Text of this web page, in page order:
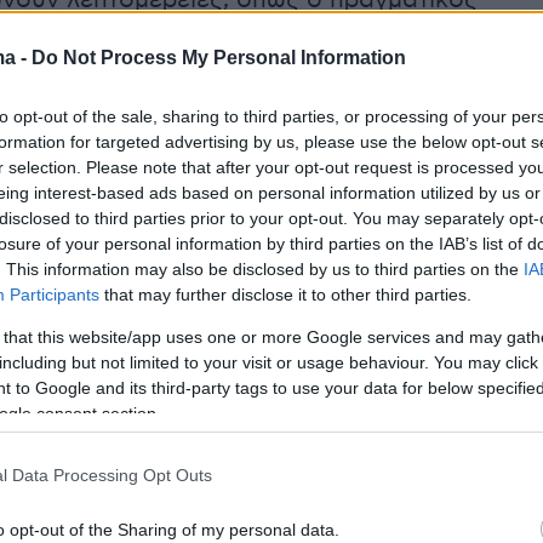
- Do Not Process My Personal Information
opt-out of the sale, sharing to third parties, or processing of your
for targeted advertising by us, please use the below opt-out
selection. Please note that after your opt-out request is processed
interest-based ads based on personal information utilized by us
to third parties prior to your opt-out. You may separately
of your personal information by third parties on the IAB’s list of
This information may also be disclosed by us to third parties on the
Participants that may further disclose it to other third parties.
that this website/app uses one or more Google services and may
but not limited to your visit or usage behaviour. You may
to Google and its third-party tags to use your data for below
consent section.
Data Processing Opt Outs
opt-out of the Sharing of my personal data.
σε κρυπτονομίσματα, τρελά κέρδη κ.λπ.,
απέσπασε το αλβανικό δίκτυο προέρχεται
λογαριασμούς εύπιστων Ελλήνων
των απατεώνων είναι στερεοτυπική και,
οπότε είναι απορίας άξιον πώς τα
να παρασύρονται: Το κινητό
στόχου χτυπά. Στην οθόνη εμφανίζεται ένας
ελληνικός (με κωδικό χώρας +30) είτε από
υπεράνω υποψίας, όπως το Βέλγιο ή η
πραγματικότητα, όμως, η κλήση γίνεται από